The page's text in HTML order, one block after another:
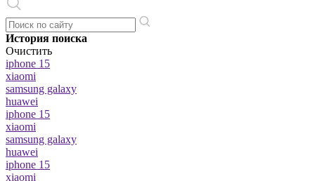
История поиска
Очистить
iphone 15
xiaomi
samsung galaxy
huawei
iphone 15
xiaomi
samsung galaxy
huawei
iphone 15
xiaomi